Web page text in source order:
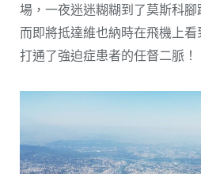
場，一夜迷迷糊糊到了莫斯科
而即將抵達維也納時在飛機上
打通了強迫症患者的任督二脈！